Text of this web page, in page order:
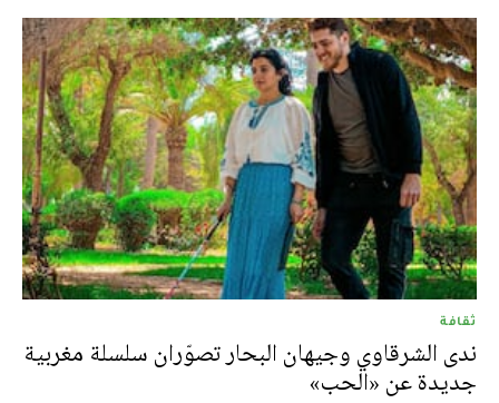
ثقافة
ندى الشرقاوي وجيهان البحار تصوّران سلسلة مغربية
جديدة عن «الحب»